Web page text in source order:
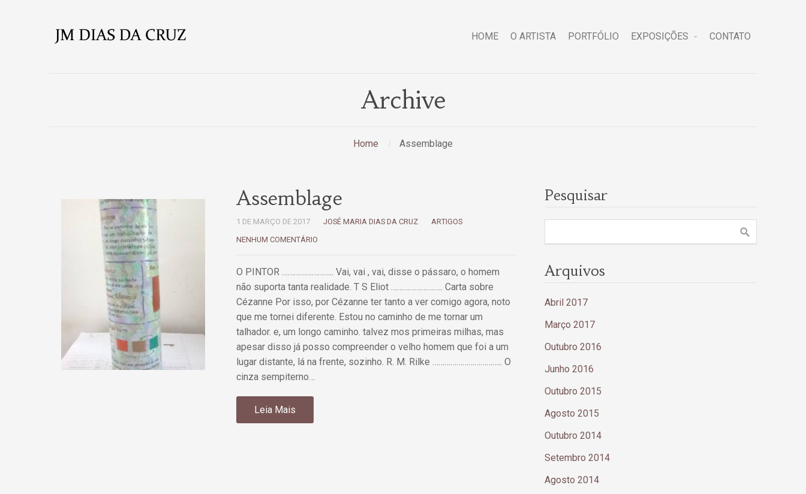
HOME O ARTISTA PORTFÓLIO EXPOSIÇÕES CONTATO
Archive
Home Assemblage
Assemblage
1 DE MARÇO DE 2017 JOSÉ MARIA DIAS DA CRUZ
ARTIGOS
NENHUM COMENTÁRIO
O PINTOR …………………….. Vai, vai , vai, disse o pássaro, o homem
não suporta tanta realidade. T S Eliot …………………….. Carta sobre
Cézanne Por isso, por Cézanne ter tanto a ver comigo agora, noto
que me tornei diferente. Estou no caminho de me tornar um
talhador. e, um longo caminho. talvez mos primeiras milhas, mas
apesar disso já posso compreender o velho homem que foi a um
lugar distante, lá na frente, sozinho. R. M. Rilke …………………………….. O
cinza sempiterno…
Leia Mais
Pesquisar
Arquivos
Abril 2017
Março 2017
Outubro 2016
Junho 2016
Outubro 2015
Agosto 2015
Outubro 2014
Setembro 2014
Agosto 2014